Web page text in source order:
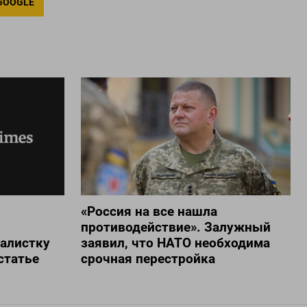
«Россия на все нашла
противодействие». Залужный
заявил, что НАТО необходима
срочная перестройка